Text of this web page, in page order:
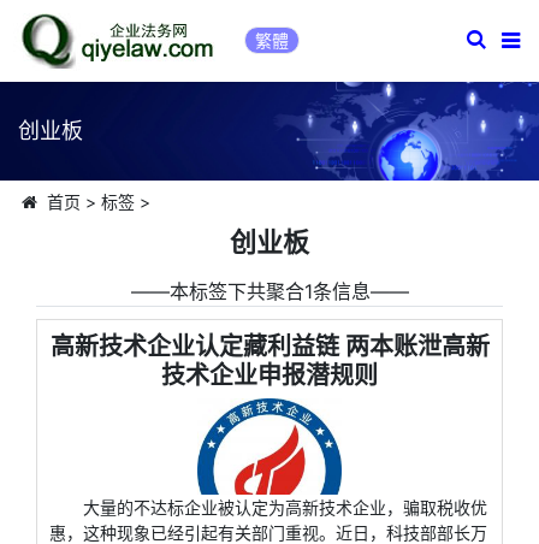
繁體
创业板
首页 > 标签>
创业板
――本标签下共聚合1条信息――
高新技术企业认定藏利益链 两本账泄高新
技术企业申报潜规则
大量的不达标企业被认定为高新技术企业，骗取税收优
惠，这种现象已经引起有关部门重视。近日，科技部部长万